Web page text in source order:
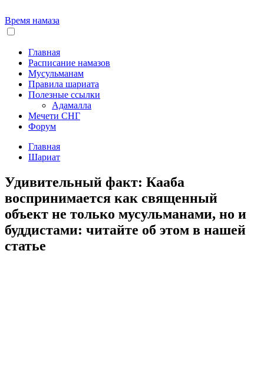
Время намаза
Главная
Расписание намазов
Мусульманам
Правила шариата
Полезные ссылки
Адамалла
Мечети СНГ
Форум
Главная
Шариат
Удивительный факт: Кааба
воспринимается как священный
объект не только мусульманами, но и
буддистами: читайте об этом в нашей
статье